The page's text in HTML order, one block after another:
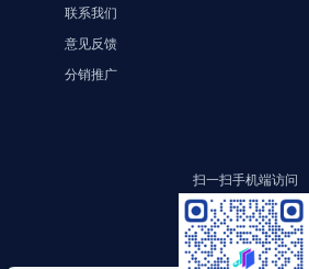
联系我们
意见反馈
分销推广
扫一扫手机端访问